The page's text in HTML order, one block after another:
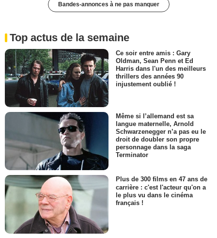
Bandes-annonces à ne pas manquer
Top actus de la semaine
Ce soir entre amis : Gary
Oldman, Sean Penn et Ed
Harris dans l'un des meilleurs
thrillers des années 90
injustement oublié !
Même si l’allemand est sa
langue maternelle, Arnold
Schwarzenegger n’a pas eu le
droit de doubler son propre
personnage dans la saga
Terminator
Plus de 300 films en 47 ans de
carrière : c'est l'acteur qu'on a
le plus vu dans le cinéma
français !